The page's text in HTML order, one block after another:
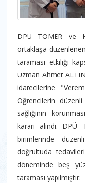
DPÜ TÖMER ve
ortaklaşa
taraması etkiliği
Uzman Ahmet
idarecilerine
Öğrencilerin düzenli
sağlığının
kararı alındı.
birimlerinde
doğrultuda
döneminde beş
taraması yapılmıştır.